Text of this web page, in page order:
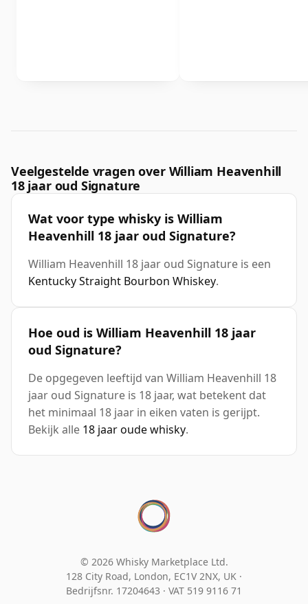
Veelgestelde vragen over William Heavenhill
18 jaar oud Signature
Wat voor type whisky is William
Heavenhill 18 jaar oud Signature?
William Heavenhill 18 jaar oud Signature is een
Kentucky Straight Bourbon Whiskey.
Hoe oud is William Heavenhill 18 jaar
oud Signature?
De opgegeven leeftijd van William Heavenhill 18
jaar oud Signature is 18 jaar, wat betekent dat
het minimaal 18 jaar in eiken vaten is gerijpt.
Bekijk alle 18 jaar oude whisky.
© 2026 Whisky Marketplace Ltd.
128 City Road, London, EC1V 2NX, UK ·
Bedrijfsnr. 17204643 · VAT 519 9116 71